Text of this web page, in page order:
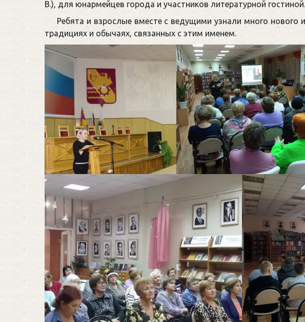
В.), для юнармейцев города и участников литературной гостиной.
Ребята и взрослые вместе с ведущими узнали много нового
традициях и обычаях, связанных с этим именем.